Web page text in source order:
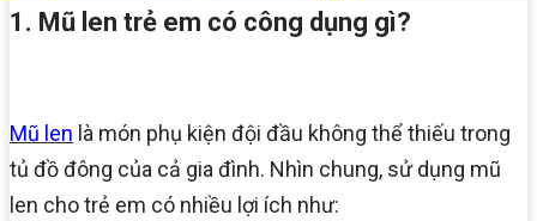
1. Mũ len trẻ em có công dụng gì?
Mũ len là món phụ kiện đội đầu không thể thiếu trong
tủ đồ đông của cả gia đình. Nhìn chung, sử dụng mũ
len cho trẻ em có nhiều lợi ích như: